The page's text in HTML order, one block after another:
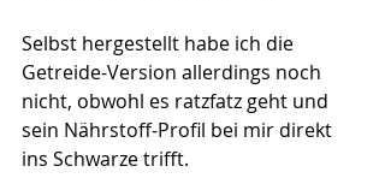
Selbst hergestellt habe ich die
Getreide-Version allerdings noch
nicht, obwohl es ratzfatz geht und
sein Nährstoff-Profil bei mir direkt
ins Schwarze trifft.